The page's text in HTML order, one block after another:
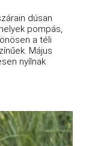
dúsan
pompás,
a téli
Május
nyílnak